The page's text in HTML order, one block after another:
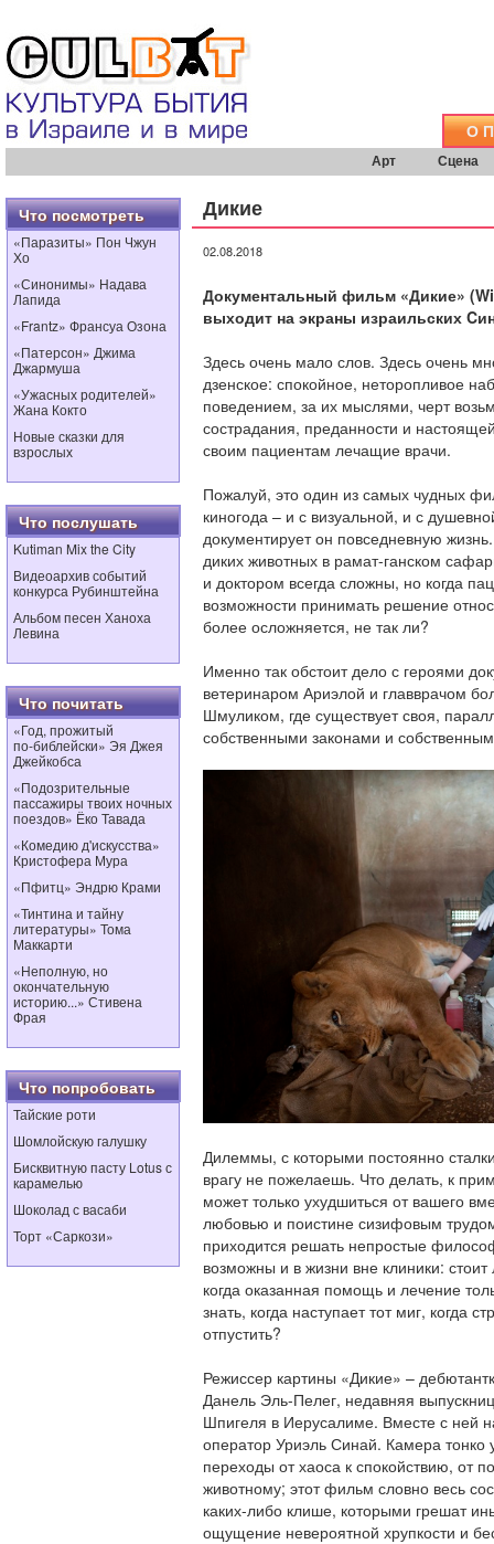
О
Арт Сцена
Что посмотреть
«Паразиты» Пон Чжун
Хо
«Синонимы» Надава
Лапида
«Frantz» Франсуа Озона
«Патерсон» Джима
Джармуша
«Ужасных родителей»
Жана Кокто
Новые сказки для
взрослых
Что послушать
Kutiman Mix the City
Видеоархив событий
конкурса Рубинштейна
Альбом песен Ханоха
Левина
Что почитать
«Год, прожитый
по‑библейски» Эя Джея
Джейкобса
«Подозрительные
пассажиры твоих ночных
поездов» Ёко Тавада
«Комедию д'искусства»
Кристофера Мура
«Пфитц» Эндрю Крами
«Тинтина и тайну
литературы» Тома
Маккарти
«Неполную, но
окончательную
историю...» Стивена
Фрая
Что попробовать
Тайские роти
Шомлойскую галушку
Бисквитную пасту Lotus с
карамелью
Шоколад с васаби
Торт «Саркози»
Дикие
02.08.2018
Документальный фильм «Дикие» (
выходит на экраны израильских C
Здесь очень мало слов. Здесь очень
дзенское: спокойное, неторопливое
поведением, за их мыслями, черт
сострадания, преданности и
своим пациентам лечащие врачи.
Пожалуй, это один из самых чудных
киногода – и с визуальной, и с
документирует он повседневную
диких животных в рамат-ганском
и доктором всегда сложны, но когда
возможности принимать решение
более осложняется, не так ли?
Именно так обстоит дело с героями
ветеринаром Ариэлой и главврачом
Шмуликом, где существует своя,
собственными законами и
Дилеммы, с которыми постоянно
врагу не пожелаешь. Что делать, к
может только ухудшиться от вашего
любовью и поистине сизифовым
приходится решать непростые
возможны и в жизни вне клиники:
когда оказанная помощь и лечение
знать, когда наступает тот миг, когда
отпустить?
Режиссер картины «Дикие» –
Данель Эль-Пелег, недавняя
Шпигеля в Иерусалиме. Вместе с ней
оператор Уриэль Синай. Камера
переходы от хаоса к спокойствию, от
животному; этот фильм словно весь
каких-либо клише, которыми грешат
ощущение невероятной хрупкости и